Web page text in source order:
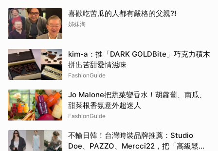
喜歡吃苦瓜的人都有嚴格的父親?!
姊妹淘
kim-a：推「DARK GOLDBite」巧克力積木
拼出苦甜愛情滋味
FashionGuide
Jo Malone把蔬菜變香水！胡蘿蔔、南瓜、
甜菜根香氛意外超迷人
FashionGuide
不輸日韓！台灣時裝品牌推薦：Studio
Doe、PAZZO、Mercci22，把「高級鬆弛